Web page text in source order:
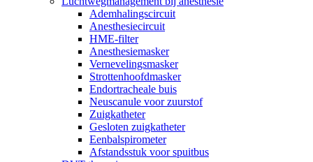
Ademhalingscircuit
Anesthesiecircuit
HME-filter
Anesthesiemasker
Vernevelingsmasker
Strottenhoofdmasker
Endortracheale buis
Neuscanule voor zuurstof
Zuigkatheter
Gesloten zuigkatheter
Eenbalspirometer
Afstandsstuk voor spuitbus